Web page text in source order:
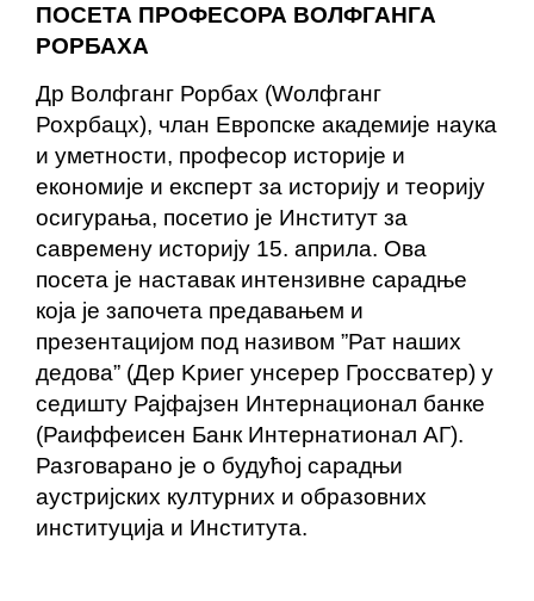
ПОСЕТА ПРОФЕСОРА ВОЛФГАНГА
РОРБАХА
Др Волфганг Рорбах (Wолфганг
Рохрбацх), члан Европске академије наука
и уметности, професор историје и
економије и експерт за историју и теорију
осигурања, посетио је Институт за
савремену историју 15. априла. Ова
посета је наставак интензивне сарадње
која је започета предавањем и
презентацијом под називом ”Рат наших
дедова” (Дер Kриег унсерер Гроссватер) у
седишту Рајфајзен Интернационал банке
(Раиффеисен Банк Интернатионал АГ).
Разговарано је о будућој сарадњи
аустријских културних и образовних
институција и Института.